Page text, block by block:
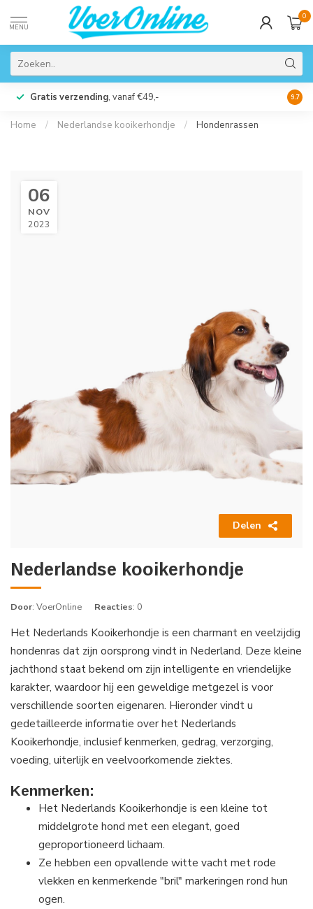
MENU
0
Gratis verzending, vanaf €49,- 9.7
Home / Nederlandse kooikerhondje / Hondenrassen
06
NOV
2023
Delen
Nederlandse kooikerhondje
Door: VoerOnline Reacties: 0
Het Nederlands Kooikerhondje is een charmant en veelzijdig
hondenras dat zijn oorsprong vindt in Nederland. Deze kleine
jachthond staat bekend om zijn intelligente en vriendelijke
karakter, waardoor hij een geweldige metgezel is voor
verschillende soorten eigenaren. Hieronder vindt u
gedetailleerde informatie over het Nederlands
Kooikerhondje, inclusief kenmerken, gedrag, verzorging,
voeding, uiterlijk en veelvoorkomende ziektes.
Kenmerken:
Het Nederlands Kooikerhondje is een kleine tot
middelgrote hond met een elegant, goed
geproportioneerd lichaam.
Ze hebben een opvallende witte vacht met rode
vlekken en kenmerkende "bril" markeringen rond hun
ogen.